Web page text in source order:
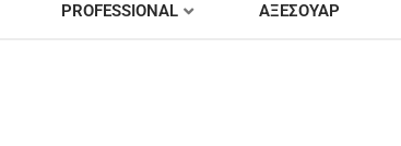
PROFESSIONAL ΑΞΕΣΟΥΑΡ